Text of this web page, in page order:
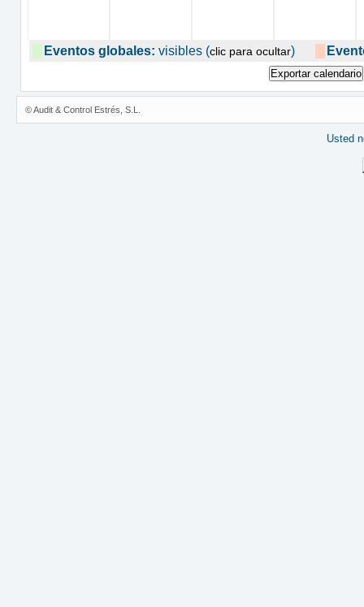
Eventos globales: visibles (clic para ocultar)
© Audit & Control Estrés, S.L.
Usted